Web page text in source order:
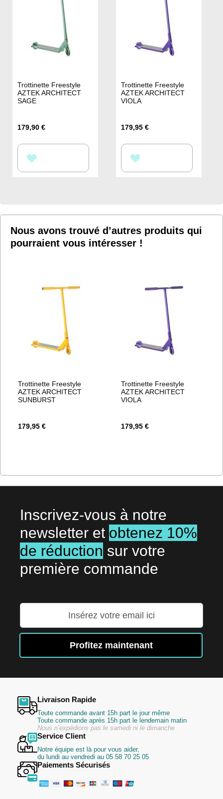
D’ENVIE D’ENVIE
Trottinette Freestyle
AZTEK ARCHITECT
SAGE
179,90 €
À
D’ENVIE
Trottinette Freestyle
AZTEK ARCHITECT
VIOLA
179,95 €
À
D’ENVIE
Nous avons trouvé d’autres produits qui
pourraient vous intéresser !
Trottinette Freestyle
AZTEK ARCHITECT
SUNBURST
179,95 €
Trottinette Freestyle
AZTEK ARCHITECT
VIOLA
179,95 €
Inscrivez-vous à notre
newsletter et obtenez 10%
de réduction sur votre
première commande
notre
d’information
Profitez maintenant
Livraison Rapide
Toute commande avant 15h part le jour même
Toute commande après 15h part le lendemain matin
Nous n’expédions pas le samedi ni le dimanche
Service Client
Notre équipe est là pour vous aider,
du lundi au vendredi au 05 58 70 25 05
Paiements Sécurisés